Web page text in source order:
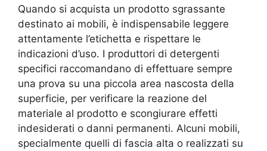
Quando si acquista un prodotto sgrassante
destinato ai mobili, è indispensabile leggere
attentamente l’etichetta e rispettare le
indicazioni d’uso. I produttori di detergenti
specifici raccomandano di effettuare sempre
una prova su una piccola area nascosta della
superficie, per verificare la reazione del
materiale al prodotto e scongiurare effetti
indesiderati o danni permanenti. Alcuni mobili,
specialmente quelli di fascia alta o realizzati su